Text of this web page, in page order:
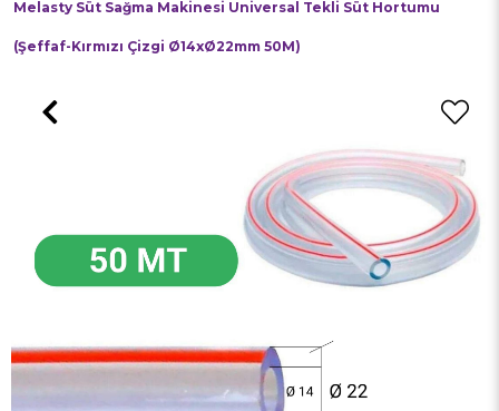
Melasty Süt Sağma Makinesi Universal Tekli Süt Hortumu
(Şeffaf-Kırmızı Çizgi Ø14xØ22mm 50M)